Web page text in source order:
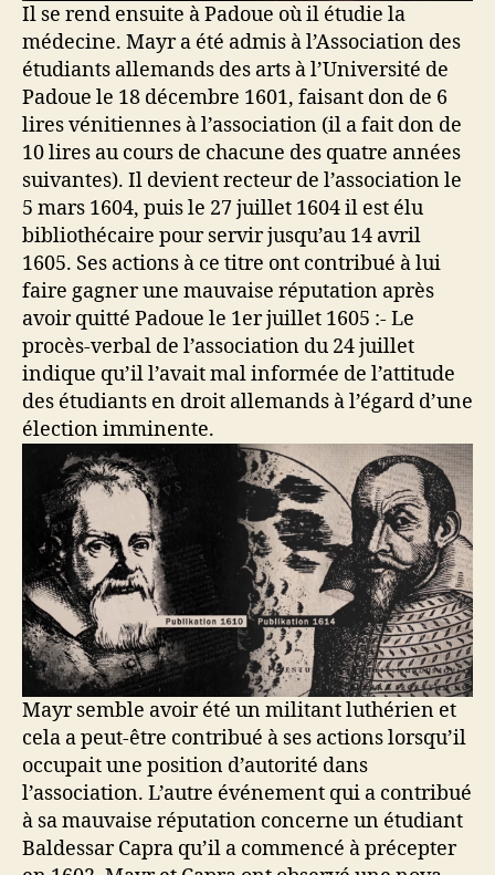
Il se rend ensuite à Padoue où il étudie la
médecine. Mayr a été admis à l’Association des
étudiants allemands des arts à l’Université de
Padoue le 18 décembre 1601, faisant don de 6
lires vénitiennes à l’association (il a fait don de
10 lires au cours de chacune des quatre années
suivantes). Il devient recteur de l’association le
5 mars 1604, puis le 27 juillet 1604 il est élu
bibliothécaire pour servir jusqu’au 14 avril
1605. Ses actions à ce titre ont contribué à lui
faire gagner une mauvaise réputation après
avoir quitté Padoue le 1er juillet 1605 :- Le
procès-verbal de l’association du 24 juillet
indique qu’il l’avait mal informée de l’attitude
des étudiants en droit allemands à l’égard d’une
élection imminente.
Mayr semble avoir été un militant luthérien et
cela a peut-être contribué à ses actions lorsqu’il
occupait une position d’autorité dans
l’association. L’autre événement qui a contribué
à sa mauvaise réputation concerne un étudiant
Baldessar Capra qu’il a commencé à précepter